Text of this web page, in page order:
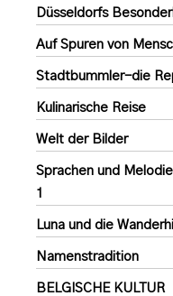
Düsseldorfs
Auf Spuren von
Stadtbummler-die
Kulinarische Reise
Welt der Bilder
Sprachen und
1
Luna und die
Namenstradition
BELGISCHE KULTUR